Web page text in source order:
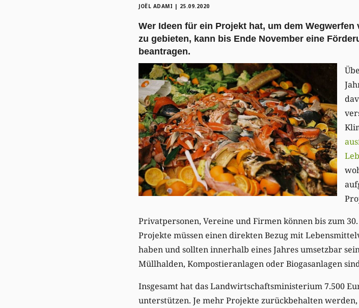
JOËL ADAMI | 25.09.2020
Wer Ideen für ein Projekt hat, um dem
zu gebieten, kann bis Ende November eine
beantragen.
Privatpersonen, Vereine und Firmen können bis zum
Projekte müssen einen direkten Bezug mit
haben und sollten innerhalb eines Jahres umsetzbar
Müllhalden, Kompostieranlagen oder Biogasanlagen
Insgesamt hat das Landwirtschaftsministerium 7.500
unterstützen. Je mehr Projekte zurückbehalten